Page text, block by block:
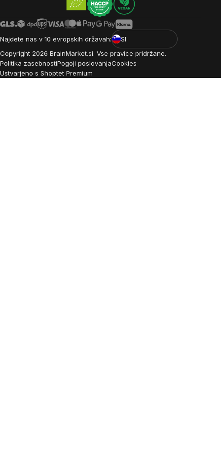
Najdete nas v 10 evropskih državah:
SI
Copyright 2026 BrainMarket.si. Vse pravice pridržane.
Politika zasebnostiPogoji poslovanjaCookies
Ustvarjeno s Shoptet Premium